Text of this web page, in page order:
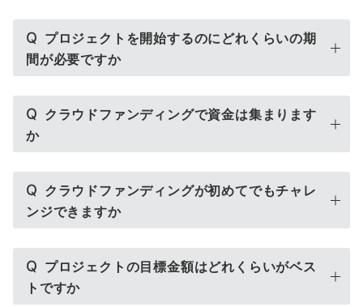
Q プロジェクトを開始するのにどれくらいの期
間が必要ですか
Q クラウドファンディングで資金は集まります
か
Q クラウドファンディングが初めてでもチャレ
ンジできますか
Q プロジェクトの目標金額はどれくらいがベス
トですか